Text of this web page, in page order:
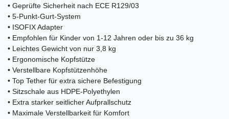
• Geprüfte Sicherheit nach ECE R129/03
• 5-Punkt-Gurt-System
• ISOFIX Adapter
• Empfohlen für Kinder von 1-12 Jahren oder bis zu 36 kg
• Leichtes Gewicht von nur 3,8 kg
• Ergonomische Kopfstütze
• Verstellbare Kopfstützenhöhe
• Top Tether für extra sichere Befestigung
• Sitzschale aus HDPE-Polyethylen
• Extra starker seitlicher Aufprallschutz
• Maximale Verstellbarkeit für Komfort